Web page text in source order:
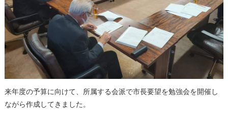
来年度の予算に向けて、所属する会派で市長要望を勉強会を開催し
ながら作成してきました。